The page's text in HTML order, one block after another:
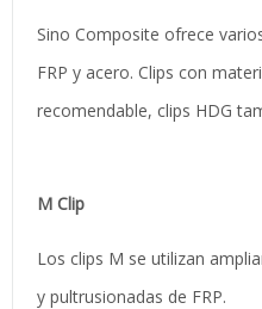
Sino Composite ofrece
FRP y acero. Clips con
recomendable, clips HDG
M Clip
Los clips M se utilizan
y pultrusionadas de FRP.